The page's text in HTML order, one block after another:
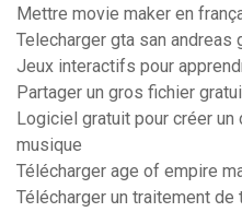
Mettre movie maker en
Telecharger gta san
Jeux interactifs pour
Partager un gros fichier
Logiciel gratuit pour créer
musique
Télécharger age of empire
Télécharger un traitement